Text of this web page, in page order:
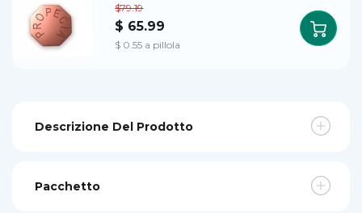
$79.19
$ 65.99
$ 0.55 a pillola
Descrizione Del Prodotto
Pacchetto